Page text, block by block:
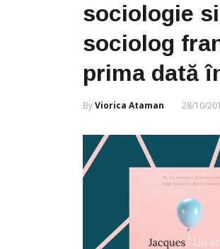
sociologie
sociolog
prima dată
ByViorica Ataman 28/10/